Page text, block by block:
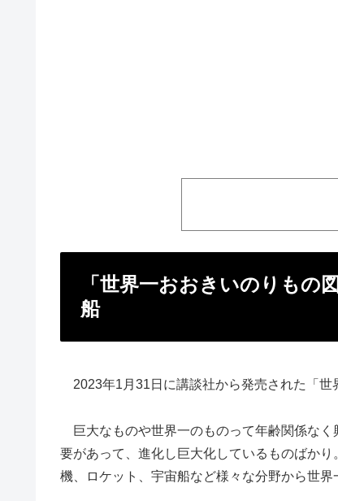
「世界一おおきいのりもの
船
2023年1月31日に講談社から発売された「世
巨大なものや世界一のものって年齢関係な
要があって、進化し巨大化しているものばか
機、ロケット、宇宙船など様々な分野から世界